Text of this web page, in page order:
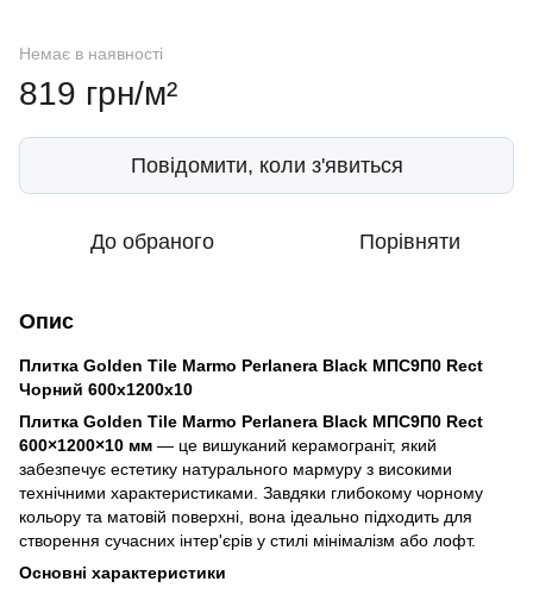
Немає в наявності
819 грн/м²
Повідомити, коли з'явиться
До обраного Порівняти
Опис
Плитка Golden Tile Marmo Perlanera Black МПС9П0 Rect
Чорний 600x1200x10
Плитка Golden Tile Marmo Perlanera Black МПС9П0 Rect
600×1200×10 мм — це вишуканий керамограніт, який
забезпечує естетику натурального мармуру з високими
технічними характеристиками. Завдяки глибокому чорному
кольору та матовій поверхні, вона ідеально підходить для
створення сучасних інтер'єрів у стилі мінімалізм або лофт.
Основні характеристики